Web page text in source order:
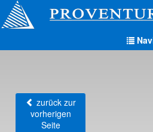
zurück zur
vorherigen
Seite